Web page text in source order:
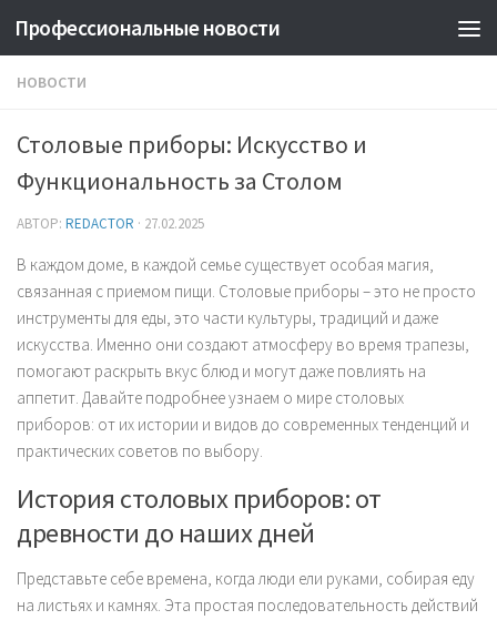
Профессиональные новости
НОВОСТИ
Столовые приборы: Искусство и
Функциональность за Столом
АВТОР: REDACTOR · 27.02.2025
В каждом доме, в каждой семье существует особая магия,
связанная с приемом пищи. Столовые приборы – это не просто
инструменты для еды, это части культуры, традиций и даже
искусства. Именно они создают атмосферу во время трапезы,
помогают раскрыть вкус блюд и могут даже повлиять на
аппетит. Давайте подробнее узнаем о мире столовых
приборов: от их истории и видов до современных тенденций и
практических советов по выбору.
История столовых приборов: от
древности до наших дней
Представьте себе времена, когда люди ели руками, собирая еду
на листьях и камнях. Эта простая последовательность действий